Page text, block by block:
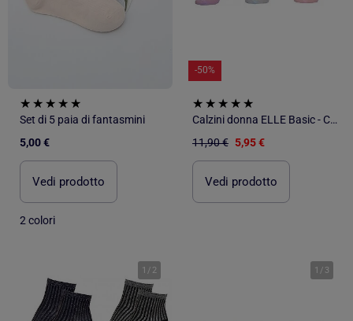
Set di 5 paia di fantasmini
5,00 €
Vedi prodotto
2 colori
-50%
Calzini donna ELLE Basic - Confezione da 3
11,90 € 5,95 €
Vedi prodotto
1 / 2 1 / 3